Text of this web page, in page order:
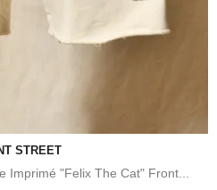
STREET
Imprimé "Felix The Cat" Front...